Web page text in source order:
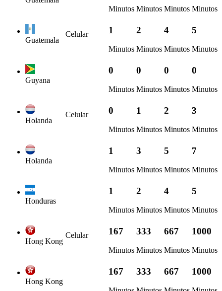
Minutos Minutos Minutos Minutos
Guatemala
Celular 1
Minutos
2
Minutos
4
Minutos
5
Minutos
Guyana
0
Minutos
0
Minutos
0
Minutos
0
Minutos
Holanda
Celular 0
Minutos
1
Minutos
2
Minutos
3
Minutos
Holanda
1
Minutos
3
Minutos
5
Minutos
7
Minutos
Honduras
1
Minutos
2
Minutos
4
Minutos
5
Minutos
Hong Kong
Celular 167
Minutos
333
Minutos
667
Minutos
1000
Minutos
Hong Kong
167 333 667 1000